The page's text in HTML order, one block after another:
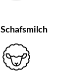
Schafsmilch